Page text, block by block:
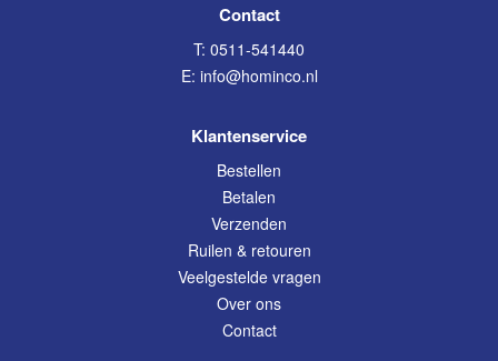
Contact
T: 0511-541440
E: info@hominco.nl
Klantenservice
Bestellen
Betalen
Verzenden
Ruilen & retouren
Veelgestelde vragen
Over ons
Contact